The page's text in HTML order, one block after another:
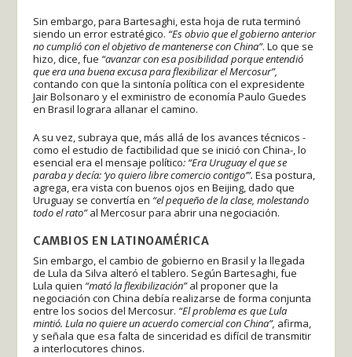
Sin embargo, para Bartesaghi, esta hoja de ruta terminó
siendo un error estratégico. “Es obvio que el gobierno anterior
no cumplió con el objetivo de mantenerse con China”. Lo que se
hizo, dice, fue “avanzar con esa posibilidad porque entendió
que era una buena excusa para flexibilizar el Mercosur”,
contando con que la sintonía política con el expresidente
Jair Bolsonaro y el exministro de economía Paulo Guedes
en Brasil lograra allanar el camino.
A su vez, subraya que, más allá de los avances técnicos -
como el estudio de factibilidad que se inició con China-, lo
esencial era el mensaje político: “Era Uruguay el que se
paraba y decía: ‘yo quiero libre comercio contigo’”.Esa postura,
agrega, era vista con buenos ojos en Beijing, dado que
Uruguay se convertía en “el pequeño de la clase, molestando
todo el rato”al Mercosur para abrir una negociación.
CAMBIOS EN LATINOAMÉRICA
Sin embargo, el cambio de gobierno en Brasil y la llegada
de Lula da Silva alteró el tablero. Según Bartesaghi, fue
Lula quien “mató la flexibilización”al proponer que la
negociación con China debía realizarse de forma conjunta
entre los socios del Mercosur. “El problema es que Lula
mintió. Lula no quiere un acuerdo comercial con China”, afirma,
y señala que esa falta de sinceridad es difícil de transmitir
a interlocutores chinos.